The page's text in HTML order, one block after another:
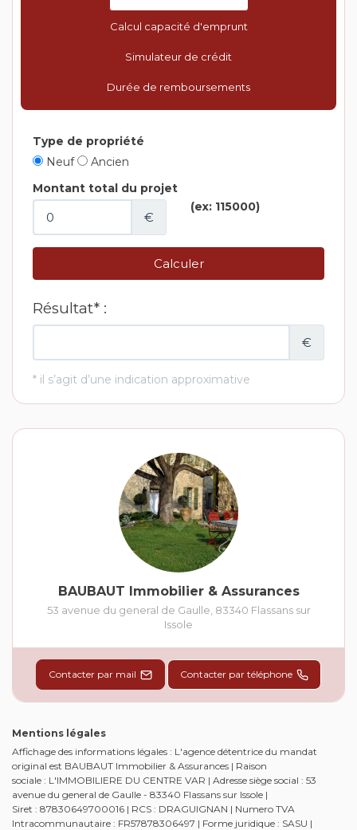
Calcul capacité d'emprunt
Simulateur de crédit
Durée de remboursements
BAUBAUT Immobilier & Assurances
53 avenue du general de Gaulle 83340 Flassans sur
Issole
Contacter par mail Contacter par téléphone
Mentions légales
Affichage des informations légales : L'agence détentrice du mandat
original est BAUBAUT Immobilier & Assurances | Raison
sociale : L'IMMOBILIERE DU CENTRE VAR | Adresse siège social : 53
avenue du general de Gaulle - 83340 Flassans sur Issole |
Siret : 87830649700016 | RCS : DRAGUIGNAN | Numero TVA
Intracommunautaire : FR57878306497 | Forme juridique : SASU |